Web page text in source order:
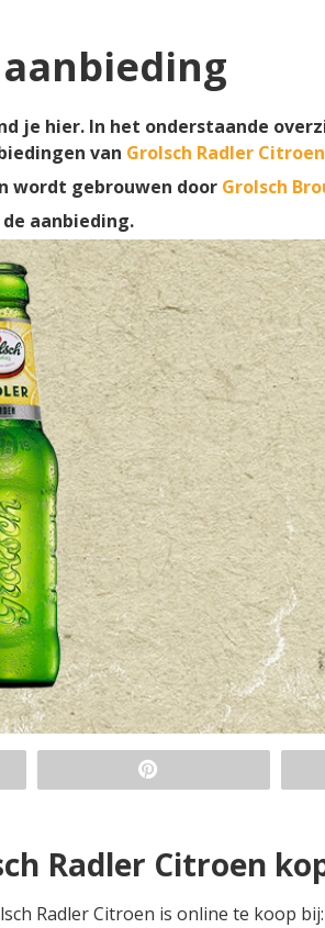
je hier. In het onderstaande
van Grolsch Radler Citroen
wordt gebrouwen door Grolsch
aanbieding.
Radler Citroen
Radler Citroen is online te koop bij: